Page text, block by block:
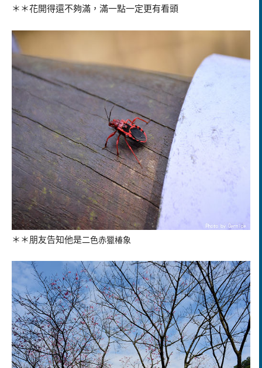
＊＊花開得還不夠滿，滿一點一定更有看頭
＊＊朋友告知他是二色赤獵椿象